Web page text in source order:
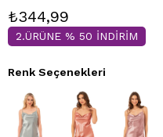
₺344,99
2.ÜRÜNE % 50 İNDİRİM
Renk Seçenekleri